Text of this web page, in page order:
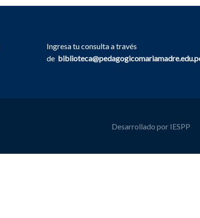
Ingresa tu consulta a través
de
Desarrollado por IESPP